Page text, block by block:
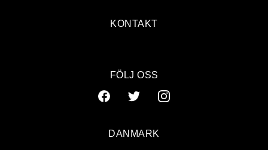
KONTAKT
FÖLJ OSS
DANMARK